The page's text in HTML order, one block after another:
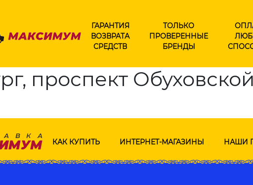
ГАРАНТИЯ
ВОЗВРАТА
СРЕДСТВ
ТОЛЬКО
ПРОВЕРЕННЫЕ
БРЕНДЫ
проспект
КАК КУПИТЬ ИНТЕРНЕТ-МАГАЗИНЫ НАШИ